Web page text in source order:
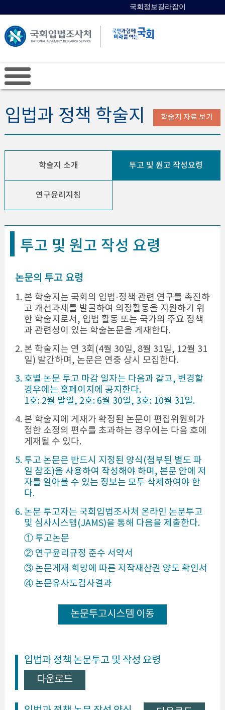
국회정보길라잡이
입법과 정책 학술지 학술지 자료 보기
학술지 소개 투고 및 원고 작성요령
연구윤리지침
투고 및 원고 작성 요령
논문의 투고 요령
1. 본 학술지는 국회의 입법·정책 관련 연구를 촉진하
고 개선과제를 발굴하여 의정활동을 지원하기 위
한 학술지로서, 입법 활동 또는 국가의 주요 정책
과 관련성이 있는 학술논문을 게재한다.
2. 본 학술지는 연 3회(4월 30일, 8월 31일, 12월 31
일) 발간하며, 논문은 연중 상시 모집한다.
3. 호별 논문 투고 마감 일자는 다음과 같고, 변경할
경우에는 홈페이지에 공지한다.
1호: 2월 말일, 2호: 6월 30일, 3호: 10월 31일.
4. 본 학술지에 게재가 확정된 논문이 편집위원회가
정한 소정의 편수를 초과하는 경우에는 다음 호에
게재될 수 있다.
5. 투고 논문은 반드시 지정된 양식(첨부된 별도 파
일 참조)을 사용하여 작성해야 하며, 본문 안에 저
자를 알아볼 수 있는 정보는 모두 삭제하여야 한
다.
6. 논문 투고자는 국회입법조사처 온라인 논문투고
및 심사시스템(JAMS)을 통해 다음을 제출한다.
① 투고논문
② 연구윤리규정 준수 서약서
③ 논문게재 희망에 따른 저작재산권 양도 확인서
④ 논문유사도검사결과
논문투고시스템 이동
입법과 정책 논문투고 및 작성 요령
다운로드